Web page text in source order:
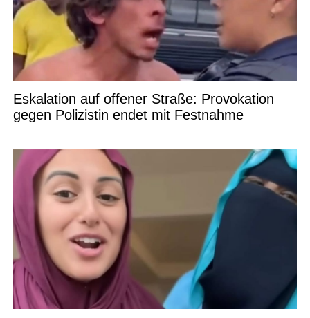
Eskalation auf offener Straße: Provokation
gegen Polizistin endet mit Festnahme